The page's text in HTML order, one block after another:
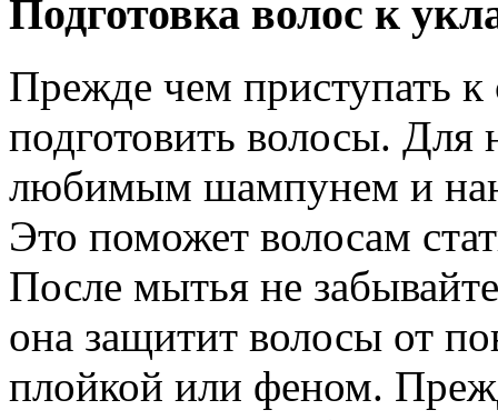
Подготовка волос к
Прежде чем приступать к
подготовить волосы. Для
любимым шампунем и
Это поможет волосам
После мытья не
она защитит волосы от
плойкой или феном.